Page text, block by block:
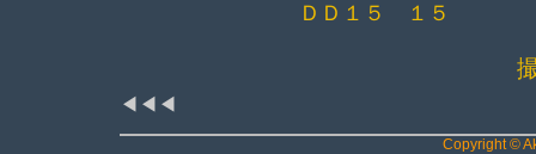
ＤＤ１５ １５
◀◀◀
Copyright ©